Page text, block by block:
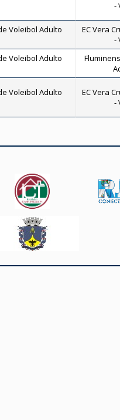
-
Voleibol Adulto
EC Vera
-
Voleibol Adulto
Voleibol Adulto
EC Vera
-